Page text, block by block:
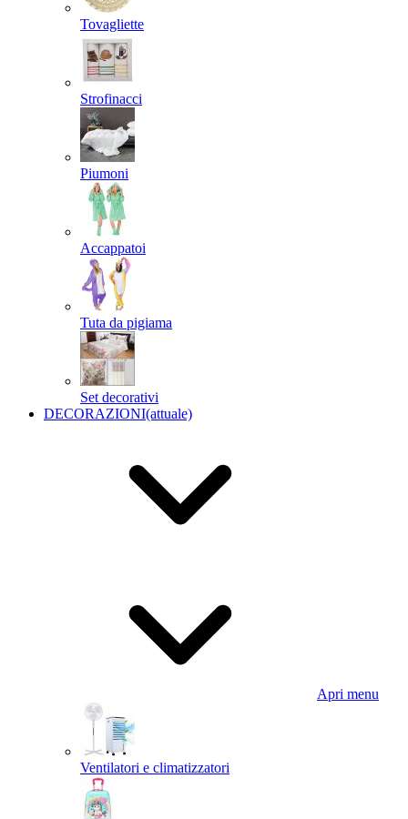
Tovagliette
Strofinacci
Piumoni
Accappatoi
Tuta da pigiama
Set decorativi
DECORAZIONI(attuale)
Apri menu
Ventilatori e climatizzatori